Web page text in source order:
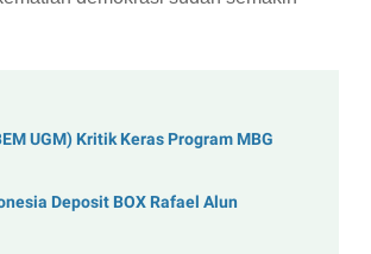
UGM) Kritik Keras Program MBG
Deposit BOX Rafael Alun